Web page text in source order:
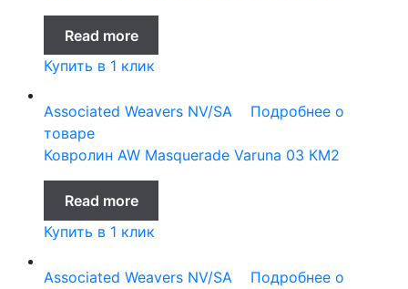
Read more
Купить в 1 клик
Associated Weavers NV/SA
Подробнее о
товаре
Ковролин AW Masquerade Varuna 03 КМ2
Read more
Купить в 1 клик
Associated Weavers NV/SA
Подробнее о